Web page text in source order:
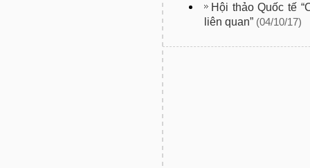
Hội thảo Quốc tế
liên quan” (04/10/17)